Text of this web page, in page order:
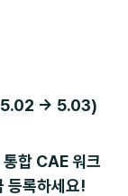
5.02 → 5.03)
합 CAE 워크
등록하세요!